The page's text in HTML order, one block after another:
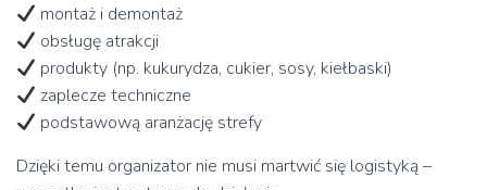
montaż i demontaż
obsługę atrakcji
produkty (np. kukurydza, cukier, sosy, kiełbaski)
zaplecze techniczne
podstawową aranżację strefy
Dzięki temu organizator nie musi martwić się logistyką –